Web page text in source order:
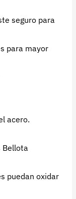
seguro para
para mayor
acero.
Bellota
puedan oxidar